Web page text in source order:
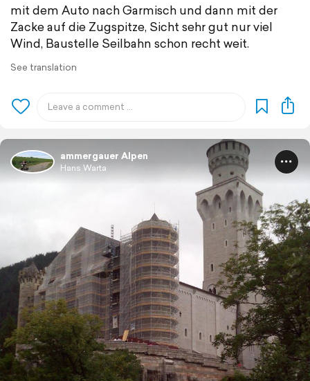
mit dem Auto nach Garmisch und dann mit der
Zacke auf die Zugspitze, Sicht sehr gut nur viel
Wind, Baustelle Seilbahn schon recht weit.
See translation
ammergauer Alpen
Hans Warta